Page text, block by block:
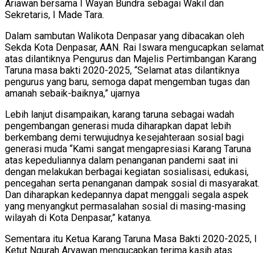
Ariawan bersama I Wayan Bundra sebagai Wakil dan
Sekretaris, I Made Tara.
Dalam sambutan Walikota Denpasar yang dibacakan oleh
Sekda Kota Denpasar, AAN. Rai Iswara mengucapkan selamat
atas dilantiknya Pengurus dan Majelis Pertimbangan Karang
Taruna masa bakti 2020-2025, “Selamat atas dilantiknya
pengurus yang baru, semoga dapat mengemban tugas dan
amanah sebaik-baiknya,” ujarnya
Lebih lanjut disampaikan, karang taruna sebagai wadah
pengembangan generasi muda diharapkan dapat lebih
berkembang demi terwujudnya kesejahteraan sosial bagi
generasi muda “Kami sangat mengapresiasi Karang Taruna
atas kepeduliannya dalam penanganan pandemi saat ini
dengan melakukan berbagai kegiatan sosialisasi, edukasi,
pencegahan serta penanganan dampak sosial di masyarakat.
Dan diharapkan kedepannya dapat menggali segala aspek
yang menyangkut permasalahan sosial di masing-masing
wilayah di Kota Denpasar,” katanya.
Sementara itu Ketua Karang Taruna Masa Bakti 2020-2025, I
Ketut Ngurah Aryawan mengucapkan terima kasih atas